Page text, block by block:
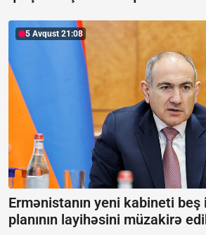
5 Avqust 21:08
Ermənistanın yeni kabineti
planının layihəsini müzakirə